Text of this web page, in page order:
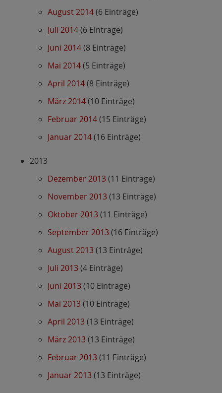
August 2014(6 Einträge)
Juli 2014(6 Einträge)
Juni 2014(8 Einträge)
Mai 2014(5 Einträge)
April 2014(8 Einträge)
März 2014(10 Einträge)
Februar 2014(15 Einträge)
Januar 2014(16 Einträge)
2013
Dezember 2013(11 Einträge)
November 2013(13 Einträge)
Oktober 2013(11 Einträge)
September 2013(16 Einträge)
August 2013(13 Einträge)
Juli 2013(4 Einträge)
Juni 2013(10 Einträge)
Mai 2013(10 Einträge)
April 2013(13 Einträge)
März 2013(13 Einträge)
Februar 2013(11 Einträge)
Januar 2013(13 Einträge)